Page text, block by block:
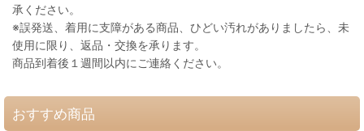
承ください。
※誤発送、着用に支障がある商品、ひどい汚れがありましたら、未
使用に限り、返品・交換を承ります。
商品到着後１週間以内にご連絡ください。
おすすめ商品